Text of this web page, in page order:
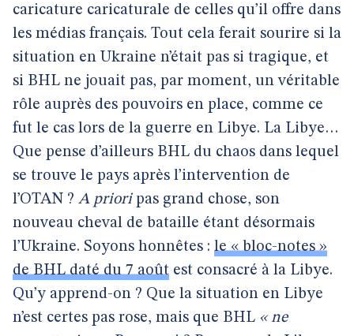
caricature caricaturale de celles qu’il offre dans
les médias français. Tout cela ferait sourire si la
situation en Ukraine n’était pas si tragique, et
si BHL ne jouait pas, par moment, un véritable
rôle auprès des pouvoirs en place, comme ce
fut le cas lors de la guerre en Libye. La Libye…
Que pense d’ailleurs BHL du chaos dans lequel
se trouve le pays après l’intervention de
l’OTAN ? A prioripas grand chose, son
nouveau cheval de bataille étant désormais
l’Ukraine. Soyons honnêtes : le « bloc-notes »
de BHL daté du 7 août est consacré à la Libye.
Qu’y apprend-on ? Que la situation en Libye
n’est certes pas rose, mais que BHL « ne